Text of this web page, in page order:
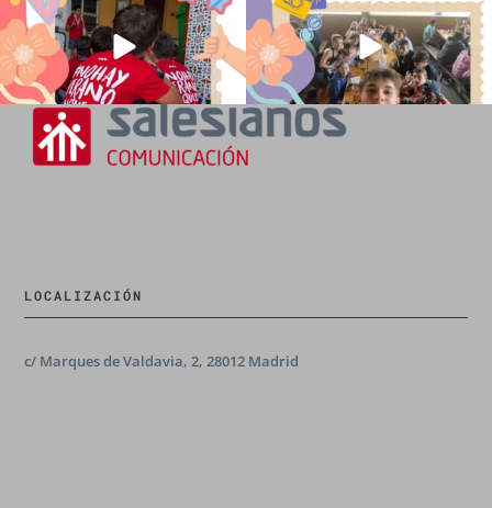
LOCALIZACIÓN
c/ Marques de Valdavia, 2, 28012 Madrid